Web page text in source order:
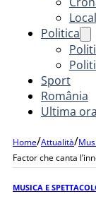
Politica
Sport
România
Ultima ora
Home/Attualità/
Factor che canta
MUSICA E